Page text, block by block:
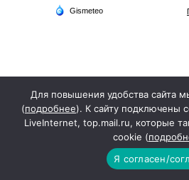
Для повышения удобства сайта
(подробнее). К сайту подключены
LiveInternet, top.mail.ru, которые
cookie (
Я согласен/